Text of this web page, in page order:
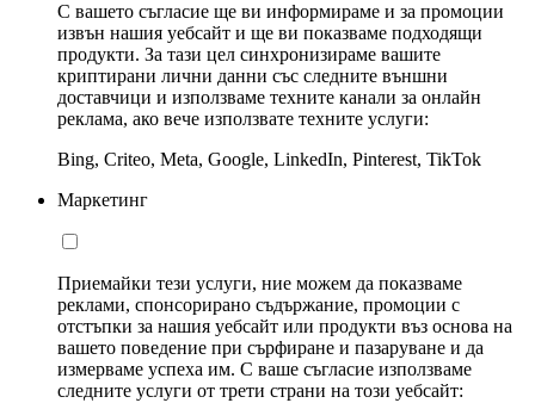
С вашето съгласие ще ви информираме и за промоции
извън нашия уебсайт и ще ви показваме подходящи
продукти. За тази цел синхронизираме вашите
криптирани лични данни със следните външни
доставчици и използваме техните канали за онлайн
реклама, ако вече използвате техните услуги:
Bing, Criteo, Meta, Google, LinkedIn, Pinterest, TikTok
Маркетинг
Приемайки тези услуги, ние можем да показваме
реклами, спонсорирано съдържание, промоции с
отстъпки за нашия уебсайт или продукти въз основа на
вашето поведение при сърфиране и пазаруване и да
измерваме успеха им. С ваше съгласие използваме
следните услуги от трети страни на този уебсайт: